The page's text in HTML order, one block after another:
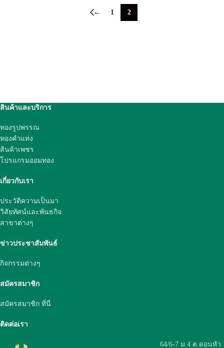
← 1 2
สินค้าและบริการ
ทองรูปพรรณ
ทองคำแท่ง
สินค้าเพชร
โปรแกรมออมทอง
เกี่ยวกับเรา
ประวัติความเป็นมา
วิสัยทัศน์และพันธกิจ
สาขาต่างๆ
ข่าวประชาสัมพันธ์
กิจกรรมต่างๆ
สมัครสมาชิก
สมัครสมาชิก ที่นี่
ติดต่อเรา
64/6-7 ม.4 ต.ดอนหัว